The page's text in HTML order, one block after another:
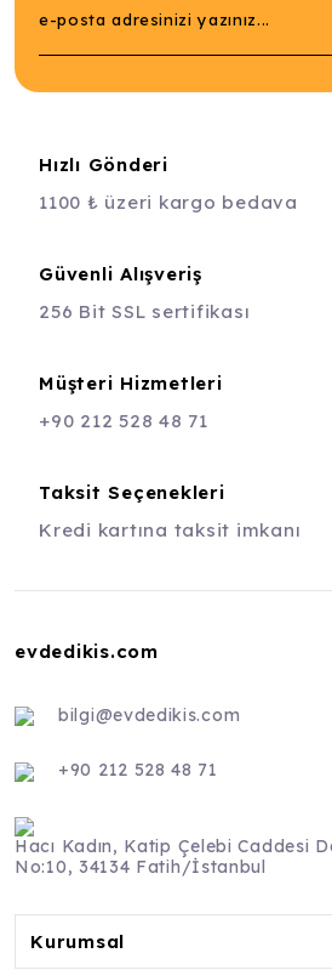
Hızlı Gönderi
1100 ₺ üzeri kargo bedava
Güvenli Alışveriş
256 Bit SSL sertifikası
Müşteri Hizmetleri
+90 212 528 48 71
Taksit Seçenekleri
Kredi kartına taksit imkanı
evdedikis.com
bilgi@evdedikis.com
+90 212 528 48 71
Hacı Kadın, Katip Çelebi Caddesi
No:10, 34134 Fatih/İstanbul
Kurumsal